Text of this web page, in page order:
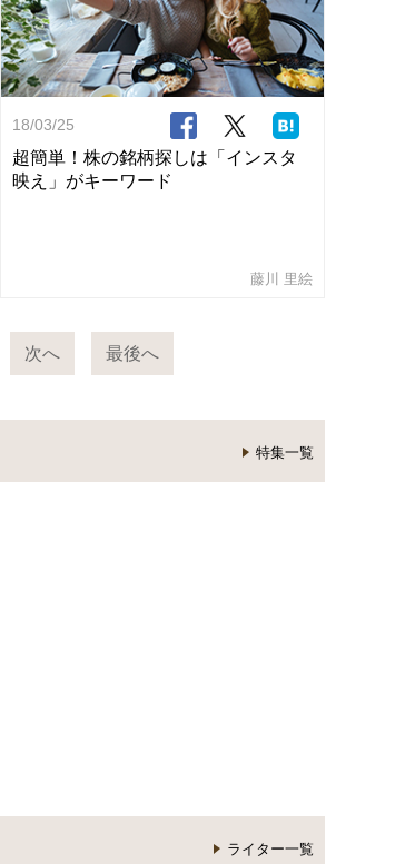
18/03/25
超簡単！株の銘柄探しは「インスタ
映え」がキーワード
藤川 里絵
次へ 最後へ
特集一覧
ライター一覧